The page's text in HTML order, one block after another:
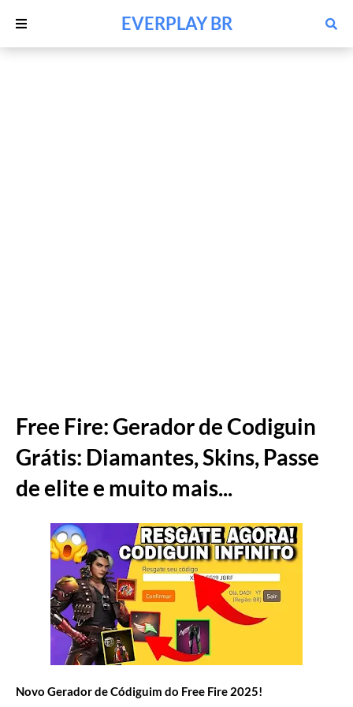
EVERPLAY BR
Free Fire: Gerador de Codiguin
Grátis: Diamantes, Skins, Passe
de elite e muito mais...
Novo Gerador de Códiguim do Free Fire 2025!